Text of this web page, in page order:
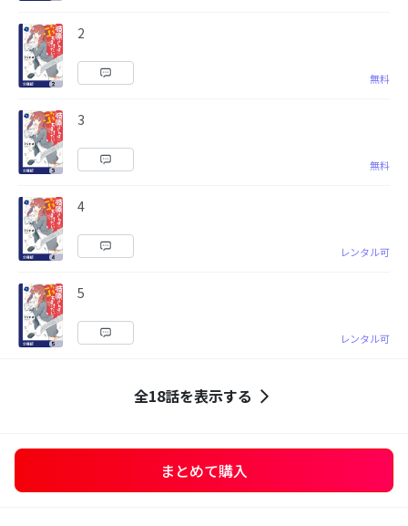
2
無料
3
無料
4
レンタル可
5
レンタル可
全18話を表示する
まとめて購入